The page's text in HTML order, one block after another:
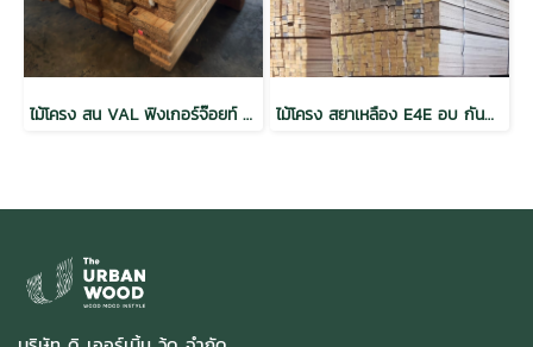
ไม้โครง สน VAL ฟิงเกอร์จ๊อยท์ อบ เกรดเนเชอรัล 1x2x2.5 (18mm.x42mm.)PACK 10 ไม้โครง สยาเหลือง E4E อบ กันปลวก H3.2 เกรดเนเชอรัล